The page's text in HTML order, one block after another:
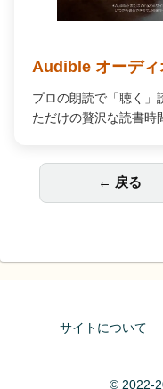
Audible オーディ
プロの朗読で「聴く」
ただけの贅沢な読書時
← 戻る
サイトについて
© 2022-